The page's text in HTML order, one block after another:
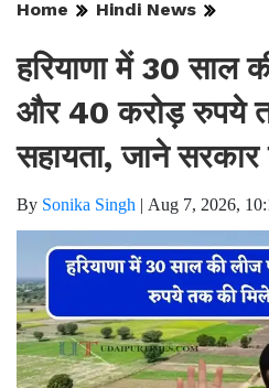
Home Hindi News
हरियाणा में 30 साल
और 40 करोड़ रुपये
सहायता, जाने सरकार
By Sonika Singh | Aug 7, 2026,